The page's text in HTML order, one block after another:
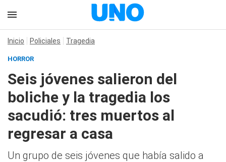
Inicio Policiales Tragedia
HORROR
Seis jóvenes salieron del
boliche y la tragedia los
sacudió: tres muertos al
regresar a casa
Un grupo de seis jóvenes que había salido a